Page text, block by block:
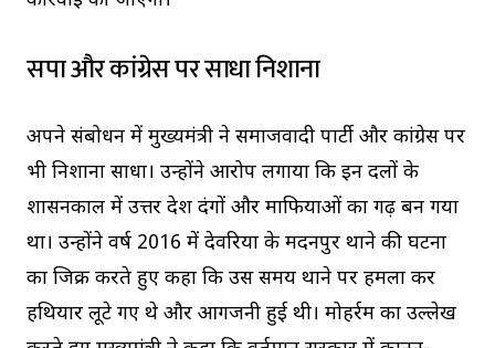
सपा और कांग्रेस पर साधा निशाना
अपने संबोधन में मुख्यमंत्री ने समाजवादी पार्टी और कांग्रेस पर
भी निशाना साधा। उन्होंने आरोप लगाया कि इन दलों के
शासनकाल में उत्तर प्रदेश दंगों और माफियाओं का गढ़ बन गया
था। उन्होंने वर्ष 2016 में देवरिया के मदनपुर थाने की घटना
का जिक्र करते हुए कहा कि उस समय थाने पर हमला कर
हथियार लूटे गए थे और आगजनी हुई थी। मोहर्रम का उल्लेख